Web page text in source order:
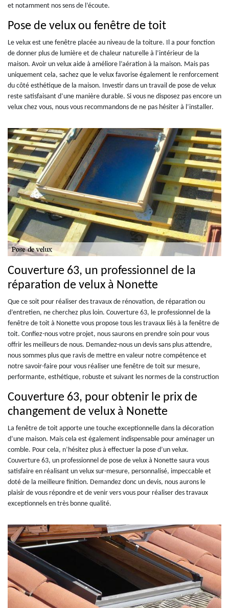
et notamment nos sens de l’écoute.
Pose de velux ou fenêtre de toit
Le velux est une fenêtre placée au niveau de la toiture. Il a pour fonction
de donner plus de lumière et de chaleur naturelle à l’intérieur de la
maison. Avoir un velux aide à améliore l’aération à la maison. Mais pas
uniquement cela, sachez que le velux favorise également le renforcement
du côté esthétique de la maison. Investir dans un travail de pose de velux
reste satisfaisant d’une manière durable. Si vous ne disposez pas encore un
velux chez vous, nous vous recommandons de ne pas hésiter à l’installer.
Couverture 63, un professionnel de la
réparation de velux à Nonette
Que ce soit pour réaliser des travaux de rénovation, de réparation ou
d’entretien, ne cherchez plus loin. Couverture 63, le professionnel de la
fenêtre de toit à Nonette vous propose tous les travaux liés à la fenêtre de
toit. Confiez-nous votre projet, nous saurons en prendre soin pour vous
offrir les meilleurs de nous. Demandez-nous un devis sans plus attendre,
nous sommes plus que ravis de mettre en valeur notre compétence et
notre savoir-faire pour vous réaliser une fenêtre de toit sur mesure,
performante, esthétique, robuste et suivant les normes de la construction
Couverture 63, pour obtenir le prix de
changement de velux à Nonette
La fenêtre de toit apporte une touche exceptionnelle dans la décoration
d’une maison. Mais cela est également indispensable pour aménager un
comble. Pour cela, n’hésitez plus à effectuer la pose d’un velux.
Couverture 63, un professionnel de pose de velux à Nonette saura vous
satisfaire en réalisant un velux sur-mesure, personnalisé, impeccable et
doté de la meilleure finition. Demandez donc un devis, nous aurons le
plaisir de vous répondre et de venir vers vous pour réaliser des travaux
exceptionnels en très bonne qualité.